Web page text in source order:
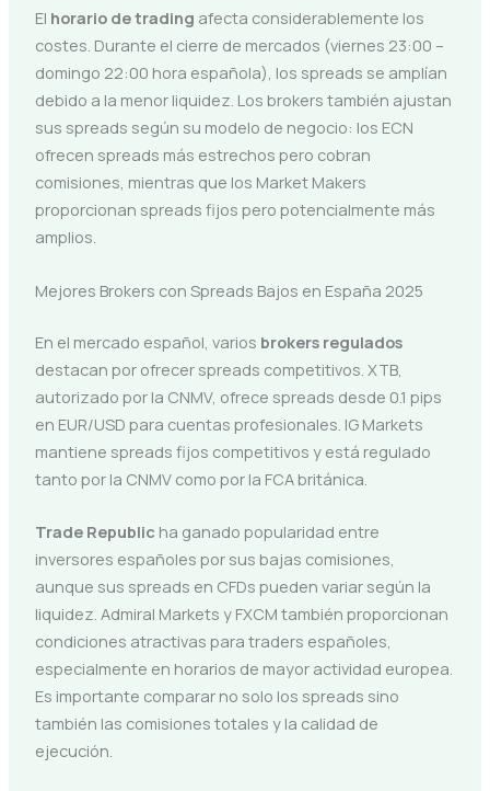
El horario de trading afecta considerablemente los
costes. Durante el cierre de mercados (viernes 23:00 –
domingo 22:00 hora española), los spreads se amplían
debido a la menor liquidez. Los brokers también ajustan
sus spreads según su modelo de negocio: los ECN
ofrecen spreads más estrechos pero cobran
comisiones, mientras que los Market Makers
proporcionan spreads fijos pero potencialmente más
amplios.
Mejores Brokers con Spreads Bajos en España 2025
En el mercado español, varios brokers regulados
destacan por ofrecer spreads competitivos. XTB,
autorizado por la CNMV, ofrece spreads desde 0.1 pips
en EUR/USD para cuentas profesionales. IG Markets
mantiene spreads fijos competitivos y está regulado
tanto por la CNMV como por la FCA británica.
Trade Republic ha ganado popularidad entre
inversores españoles por sus bajas comisiones,
aunque sus spreads en CFDs pueden variar según la
liquidez. Admiral Markets y FXCM también proporcionan
condiciones atractivas para traders españoles,
especialmente en horarios de mayor actividad europea.
Es importante comparar no solo los spreads sino
también las comisiones totales y la calidad de
ejecución.